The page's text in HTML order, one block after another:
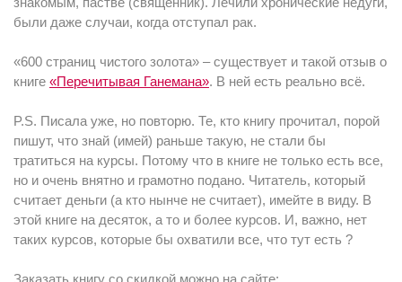
были даже случаи, когда отступал рак.
«600 страниц чистого золота» – существует и такой отзыв о
книге «Перечитывая Ганемана». В ней есть реально всё.
P.S. Писала уже, но повторю. Те, кто книгу прочитал, порой
пишут, что знай (имей) раньше такую, не стали бы
тратиться на курсы. Потому что в книге не только есть все,
но и очень внятно и грамотно подано. Читатель, который
считает деньги (а кто нынче не считает), имейте в виду. В
этой книге на десяток, а то и более курсов. И, важно, нет
таких курсов, которые бы охватили все, что тут есть ?
Заказать книгу со скидкой можно на сайте: